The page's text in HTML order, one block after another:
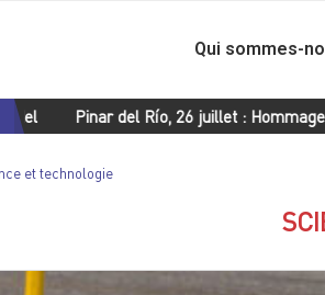
del Río, 26 juillet : Hommage à la dignité et
Qui sommes-
et technologie